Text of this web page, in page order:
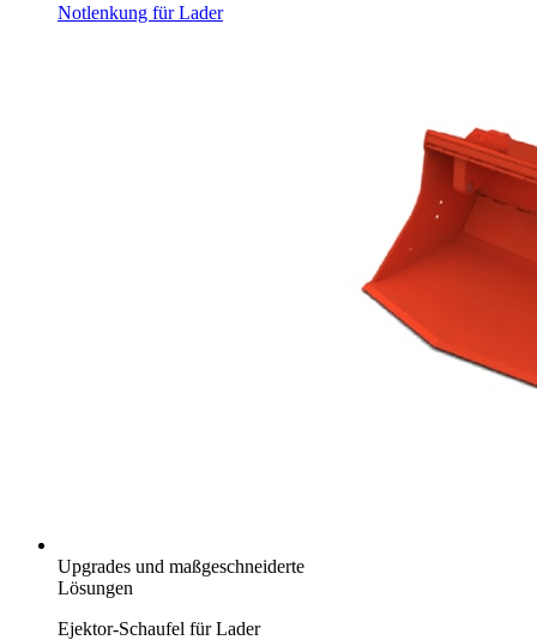
Notlenkung für Lader
Upgrades und maßgeschneiderte
Lösungen
Ejektor-Schaufel für Lader